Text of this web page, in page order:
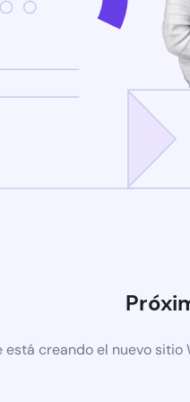
está creando el nuevo